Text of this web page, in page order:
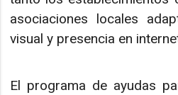
asociaciones locales
visual y presencia en
El programa de ayudas